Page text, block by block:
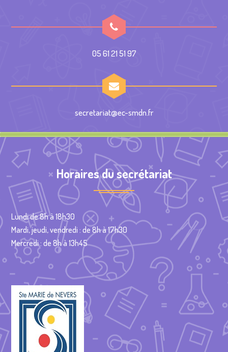
05 61 21 51 97
secretariat@ec-smdn.fr
Horaires du secrétariat
Lundi de 8h à 18h30
Mardi, jeudi, vendredi : de 8h à 17h30
Mercredi : de 8h à 13h45